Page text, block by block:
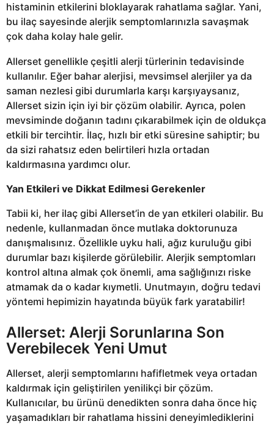
histaminin etkilerini bloklayarak rahatlama sağlar. Yani,
bu ilaç sayesinde alerjik semptomlarınızla savaşmak
çok daha kolay hale gelir.
Allerset genellikle çeşitli alerji türlerinin tedavisinde
kullanılır. Eğer bahar alerjisi, mevsimsel alerjiler ya da
saman nezlesi gibi durumlarla karşı karşıyaysanız,
Allerset sizin için iyi bir çözüm olabilir. Ayrıca, polen
mevsiminde doğanın tadını çıkarabilmek için de oldukça
etkili bir tercihtir. İlaç, hızlı bir etki süresine sahiptir; bu
da sizi rahatsız eden belirtileri hızla ortadan
kaldırmasına yardımcı olur.
Yan Etkileri ve Dikkat Edilmesi Gerekenler
Tabii ki, her ilaç gibi Allerset’in de yan etkileri olabilir. Bu
nedenle, kullanmadan önce mutlaka doktorunuza
danışmalısınız. Özellikle uyku hali, ağız kuruluğu gibi
durumlar bazı kişilerde görülebilir. Alerjik semptomları
kontrol altına almak çok önemli, ama sağlığınızı riske
atmamak da o kadar kıymetli. Unutmayın, doğru tedavi
yöntemi hepimizin hayatında büyük fark yaratabilir!
Allerset: Alerji Sorunlarına Son
Verebilecek Yeni Umut
Allerset, alerji semptomlarını hafifletmek veya ortadan
kaldırmak için geliştirilen yenilikçi bir çözüm.
Kullanıcılar, bu ürünü denedikten sonra daha önce hiç
yaşamadıkları bir rahatlama hissini deneyimlediklerini